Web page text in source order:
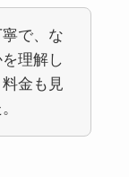
で、な
理解し
金も見